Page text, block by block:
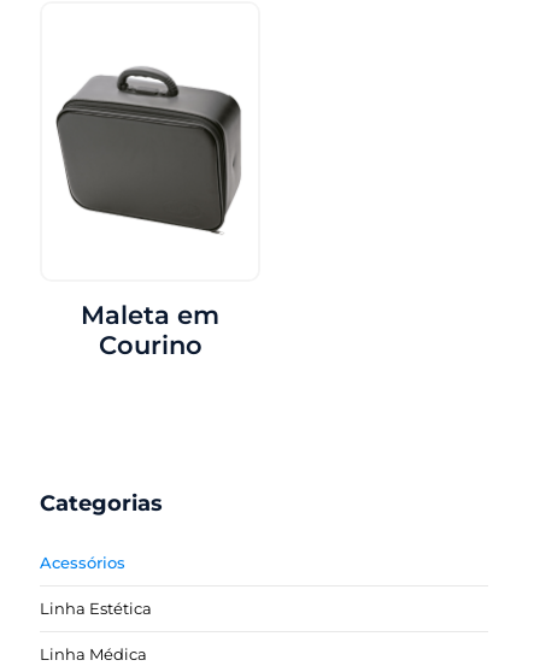
Maleta em
Courino
Categorias
Acessórios
Linha Estética
Linha Médica